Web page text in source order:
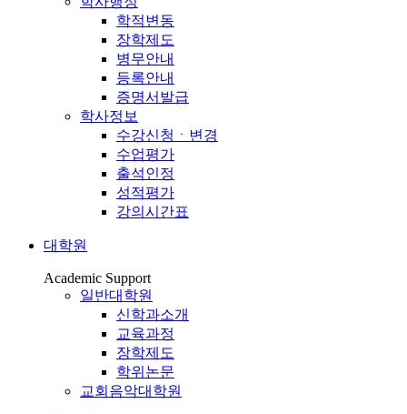
학적변동
장학제도
병무안내
등록안내
증명서발급
학사정보
수강신청ㆍ변경
수업평가
출석인정
성적평가
강의시간표
대학원
Academic Support
일반대학원
신학과소개
교육과정
장학제도
학위논문
교회음악대학원